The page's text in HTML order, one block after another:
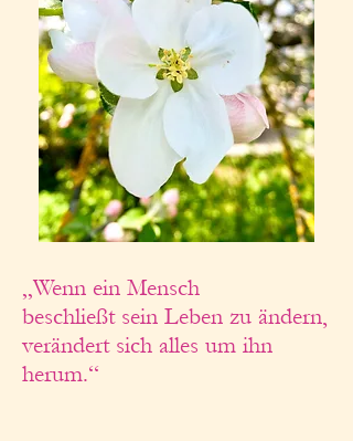
„Wenn ein Mensch
beschließt sein Leben zu ändern,
verändert sich alles um ihn
herum.“